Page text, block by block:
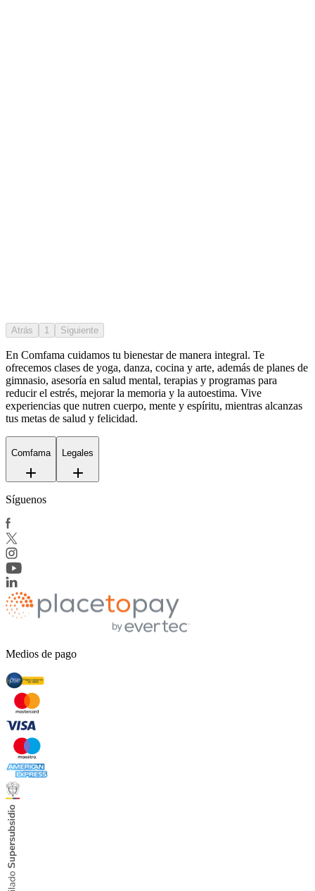
Atrás 1 Siguiente
En Comfama cuidamos tu bienestar de manera integral. Te
ofrecemos clases de yoga, danza, cocina y arte, además de planes de
gimnasio, asesoría en salud mental, terapias y programas para
reducir el estrés, mejorar la memoria y la autoestima. Vive
experiencias que nutren cuerpo, mente y espíritu, mientras alcanzas
tus metas de salud y felicidad.
Comfama Legales
Síguenos
Medios de pago